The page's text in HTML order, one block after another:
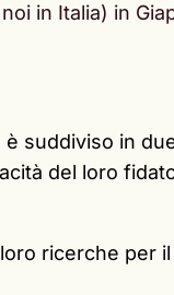
noi in Italia) in
suddiviso in
del loro
ricerche per